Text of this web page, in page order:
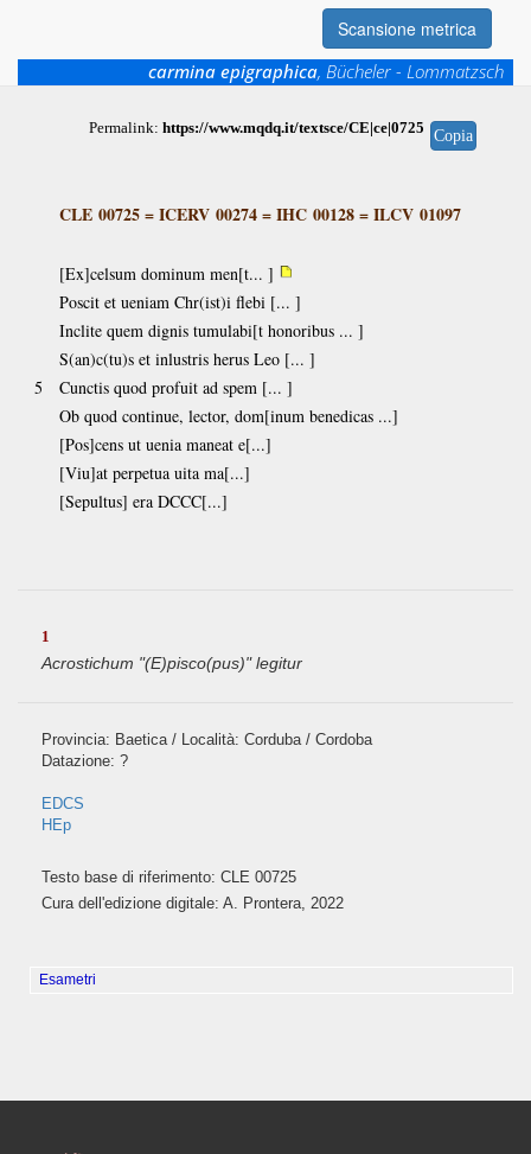
Scansione metrica
carmina epigraphica, Bücheler - Lommatzsch
Permalink: https://www.mqdq.it/textsce/CE|ce|0725 Copia
CLE 00725=ICERV 00274=IHC 00128=ILCV 01097
[Ex]celsum dominum men[t... ]
Poscit et ueniam Chr(ist)i flebi [... ]
Inclite quem dignis tumulabi[t honoribus ... ]
S(an)c(tu)s et inlustris herus Leo [... ]
5
Cunctis quod profuit ad spem [... ]
Ob quod continue, lector, dom[inum benedicas ...]
[Pos]cens ut uenia maneat e[...]
[Viu]at perpetua uita ma[...]
[Sepultus] era DCCC[...]
1
Acrostichum "(E)pisco(pus)" legitur
Provincia: Baetica / Località: Corduba / Cordoba
Datazione: ?
EDCS
HEp
Testo base di riferimento: CLE 00725
Cura dell'edizione digitale: A. Prontera, 2022
Esametri